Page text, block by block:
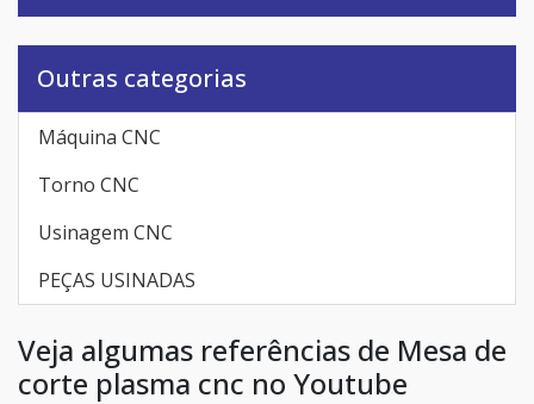
Outras categorias
Máquina CNC
Torno CNC
Usinagem CNC
PEÇAS USINADAS
Veja algumas referências de Mesa de
corte plasma cnc no Youtube